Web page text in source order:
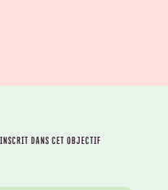
DANS CET OBJECTIF